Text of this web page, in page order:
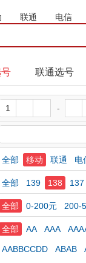
联通 电信
联通选号
-
全部 移动 联通 电
全部 139 138 137
全部 0-200元 200-
全部 AA AAA
AABBCCDD ABAB